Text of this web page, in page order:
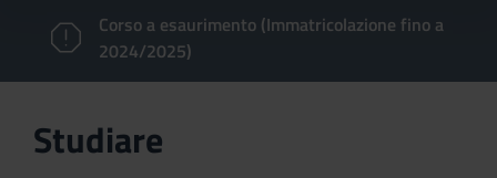
Corso a esaurimento (Immatricolazione fino a
2024/2025)
Studiare